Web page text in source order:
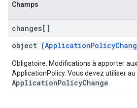
Champs
changes[]
object (
Obligatoire. Modifications à apporter
ApplicationPolicy. Vous devez utiliser
ApplicationPolicyChange